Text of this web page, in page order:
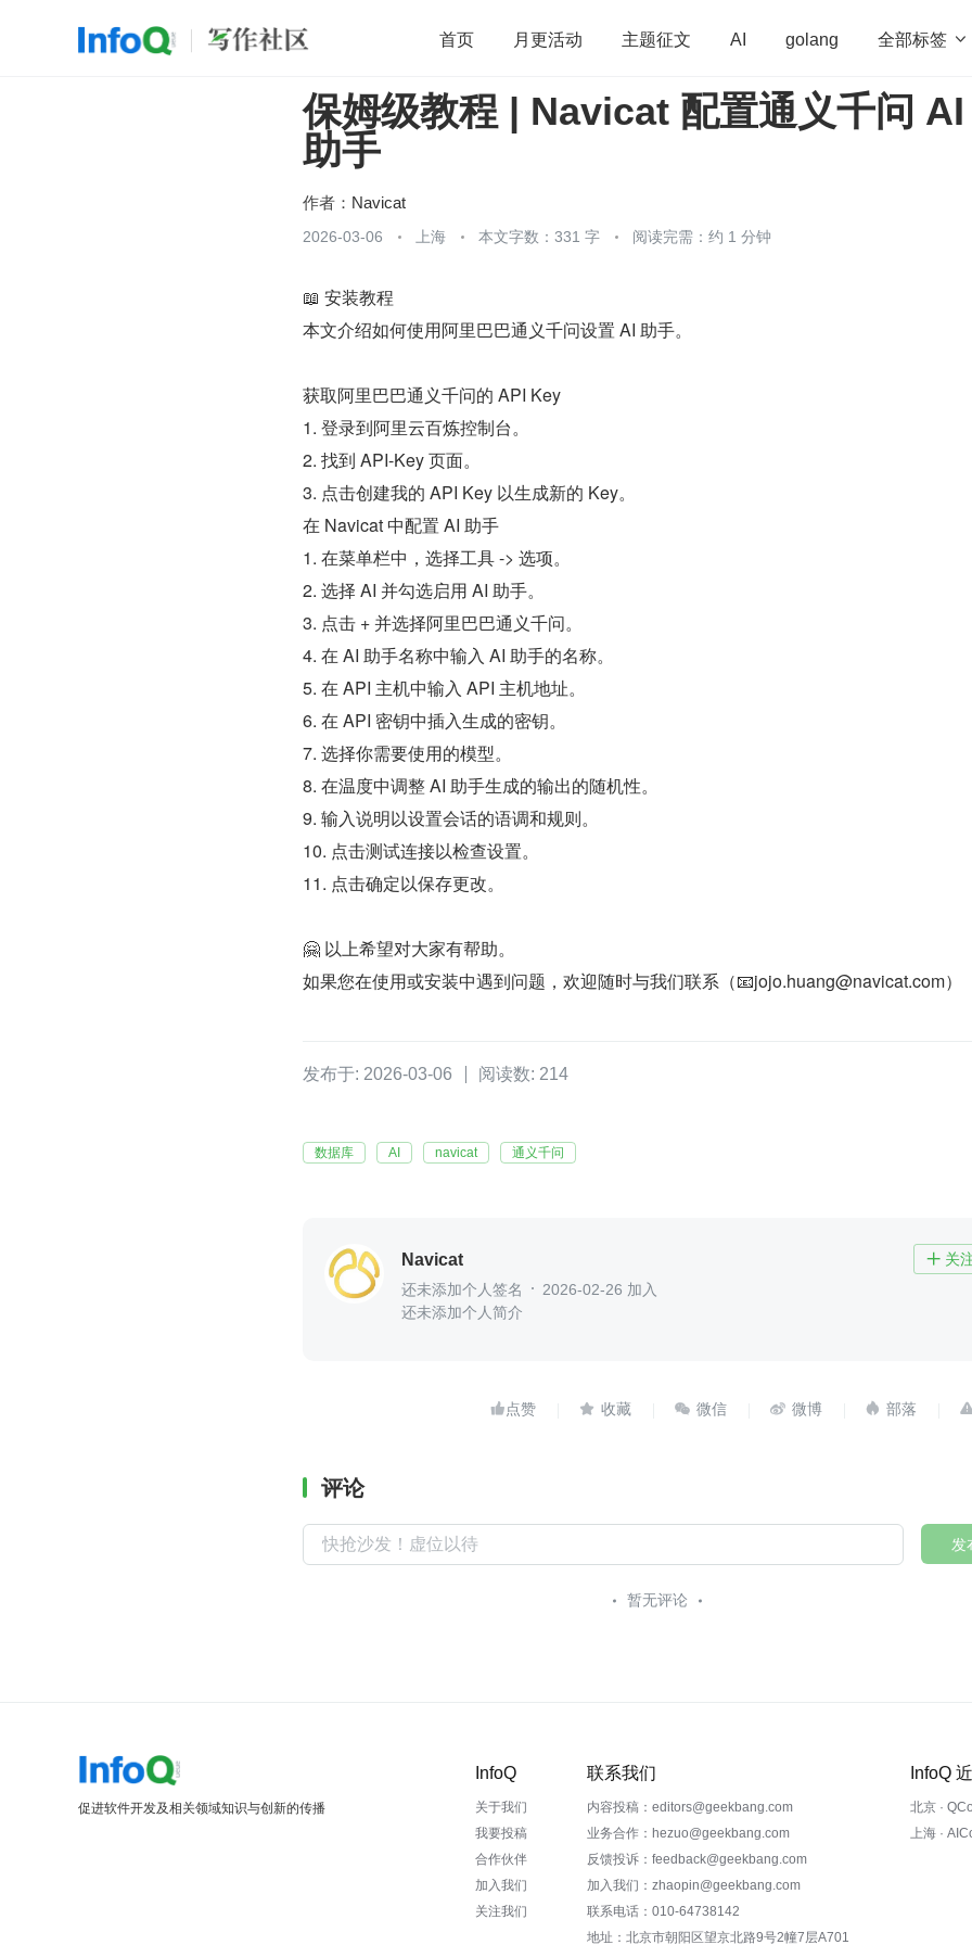
首页 月更活动 主题征文 AI golang 全部标签 
开源 架构 OpenHarmony 算法 学习方法 Web3.0 高
团队管理
保姆级教程 | Navicat 配置通义千问 AI
助手
作者： Navicat
2026-03-06 上海 本文字数：331 字 阅读完需：约 1 分钟
📖 安装教程
本文介绍如何使用阿里巴巴通义千问设置 AI 助手。
获取阿里巴巴通义千问的 API Key
1. 登录到阿里云百炼控制台。
2. 找到 API-Key 页面。
3. 点击创建我的 API Key 以生成新的 Key。
在 Navicat 中配置 AI 助手
1. 在菜单栏中，选择工具 -> 选项。
2. 选择 AI 并勾选启用 AI 助手。
3. 点击 + 并选择阿里巴巴通义千问。
4. 在 AI 助手名称中输入 AI 助手的名称。
5. 在 API 主机中输入 API 主机地址。
6. 在 API 密钥中插入生成的密钥。
7. 选择你需要使用的模型。
8. 在温度中调整 AI 助手生成的输出的随机性。
9. 输入说明以设置会话的语调和规则。
10. 点击测试连接以检查设置。
11. 点击确定以保存更改。
🤗 以上希望对大家有帮助。
如果您在使用或安装中遇到问题，欢迎随时与我们联系（📧jojo.huang@navicat.com）
发布于: 2026-03-06 阅读数: 214
数据库 AI navicat 通义千问
Navicat  关
还未添加个人签名
2026-02-26 加入
还未添加个人简介
    
评论
发
暂无评论
促进软件开发及相关领域知识与创新的传播
InfoQ
关于我们
我要投稿
合作伙伴
加入我们
关注我们
联系我们
内容投稿：editors@geekbang.com
业务合作：hezuo@geekbang.com
反馈投诉：feedback@geekbang.com
加入我们：zhaopin@geekbang.com
联系电话：010-64738142
地址：北京市朝阳区望京北路9号2幢7层A701
InfoQ
北京 ·
上海 ·